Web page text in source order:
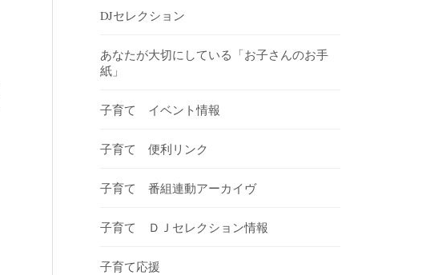
DJセレクション
あなたが大切にしている「お子さんのお手
紙」
子育て イベント情報
子育て 便利リンク
子育て 番組連動アーカイヴ
子育て ＤＪセレクション情報
子育て応援